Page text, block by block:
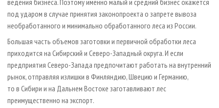
под ударом в случае принятия законопроекта о запрете вывоза
необработанного и минимально обработанного леса из России.
Большая часть объемов заготовки и первичной обработки леса
приходится на Сибирский и Северо-Западный округа. И если
предприятия Северо-Запада предпочитают работать на внутренний
рынок, отправляя излишки в Финляндию, Швецию и Германию,
то в Сибири и на Дальнем Востоке заготавливают лес
преимущественно на экспорт.